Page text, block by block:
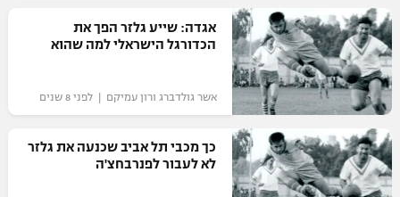
לוח שידורים
ברחבה
"מעל הליגה" – פודקאסט
הפועל חיפה
הפועל באר שבע
מכבי נתניה
בני יהודה
ליגה טורקית
ליגה סינית
ליגה ברזילאית
ליגות נוספות
ג'ודו
אגרוף
ספורט אולימפי
UFC
היאבקות WWE
אגדה: שייע גלזר הפך את
הכדורגל הישראלי למה שהוא
אשר גולדברג ורון עמיקם | לפני 8 שנים
כך מכבי תל אביב שכנעה את גלזר
לא לעבור לפנרבחצ'ה